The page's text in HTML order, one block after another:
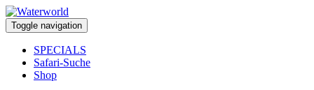
Toggle navigation
SPECIALS
Safari-Suche
Shop